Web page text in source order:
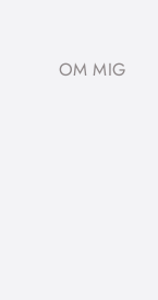
OM MIG